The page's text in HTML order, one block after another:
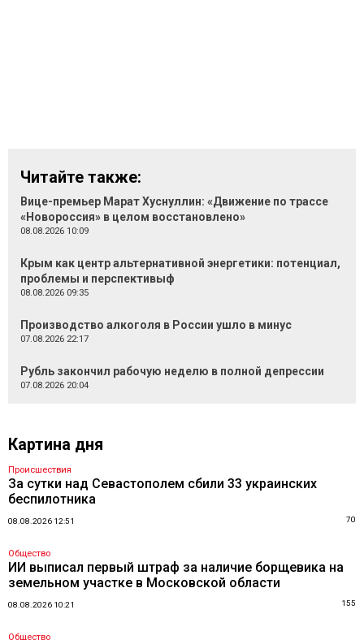
Читайте также:
Вице-премьер Марат Хуснуллин: «Движение по трассе
«Новороссия» в целом восстановлено»
08.08.2026 10:09
Крым как центр альтернативной энергетики: потенциал,
проблемы и перспективыф
08.08.2026 09:35
Производство алкоголя в России ушло в минус
07.08.2026 22:17
Рубль закончил рабочую неделю в полной депрессии
07.08.2026 20:04
Картина дня
Происшествия
За сутки над Севастополем сбили 33 украинских
беспилотника
08.08.2026 12:51 70
Общество
ИИ выписал первый штраф за наличие борщевика на
земельном участке в Московской области
08.08.2026 10:21 155
Общество